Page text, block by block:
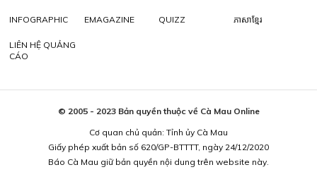
INFOGRAPHIC EMAGAZINE QUIZZ ភាសាខ្មែរ
LIÊN HỆ QUẢNG
CÁO
© 2005 - 2023 Bản quyền thuộc về Cà Mau Online
Cơ quan chủ quản: Tỉnh ủy Cà Mau
Giấy phép xuất bản số 620/GP-BTTTT, ngày 24/12/2020
Báo Cà Mau giữ bản quyền nội dung trên website này.